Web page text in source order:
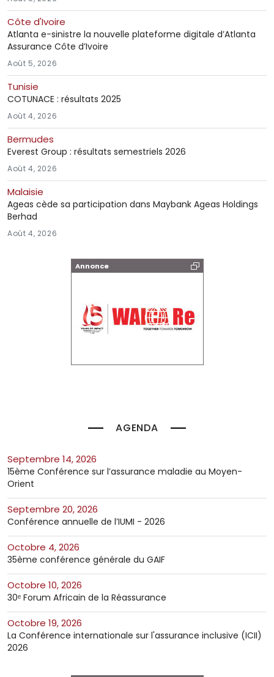
Annonce
AGENDA
septembre 14, 2026
15ème Conférence sur l’assurance maladie au Moyen-
Orient
septembre 20, 2026
Conférence annuelle de l’IUMI - 2026
octobre 4, 2026
35ème conférence générale du GAIF
octobre 10, 2026
30ᵉ Forum Africain de la Réassurance
octobre 19, 2026
La Conférence internationale sur l'assurance inclusive (ICII)
2026
Côte d'Ivoire
Atlanta e-sinistre la nouvelle plateforme digitale d’Atlanta
Assurance Côte d’Ivoire
Août 5, 2026
Tunisie
COTUNACE : résultats 2025
Août 4, 2026
Bermudes
Everest Group : résultats semestriels 2026
Août 4, 2026
Malaisie
Ageas cède sa participation dans Maybank Ageas Holdings
Berhad
Août 4, 2026